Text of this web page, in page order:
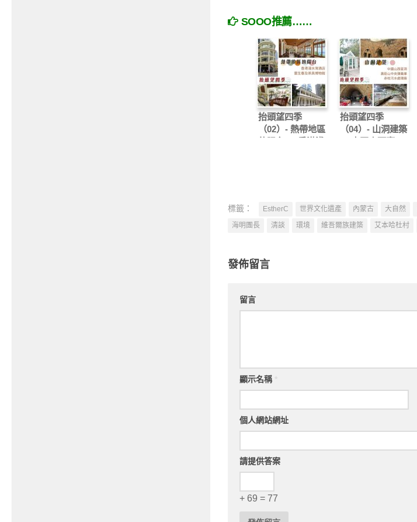
SOOO推薦……
抬頭望四季
（02）- 熱帶地區
抬頭望四季
（04）- 山洞建築
標籤： EstherC 世界文化遺產 內蒙古 大自然
海明團長
清談 環境 維吾爾族建築 艾本哈杜村
發佈留言
留言
顯示名稱
個人網站網址
請提供答案
+ 69 = 77